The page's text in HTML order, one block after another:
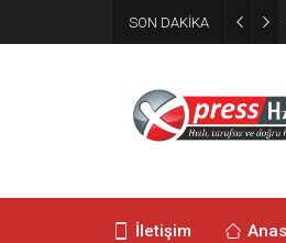
SON DAKİKA
İletişim